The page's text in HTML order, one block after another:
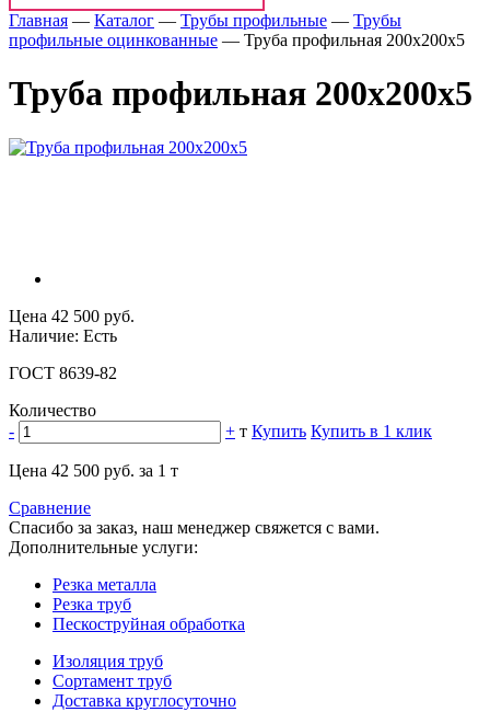
Главная — Каталог — Трубы профильные — Трубы
профильные оцинкованные — Труба профильная 200x200x5
Труба профильная 200x200x5
Цена 42 500 руб.
Наличие: Есть
ГОСТ 8639-82
Количество
-
+ т Купить Купить в 1 клик
Цена 42 500 руб. за 1 т
Сравнение
Спасибо за заказ, наш менеджер свяжется с вами.
Дополнительные услуги:
Резка металла
Резка труб
Пескоструйная обработка
Изоляция труб
Сортамент труб
Доставка круглосуточно